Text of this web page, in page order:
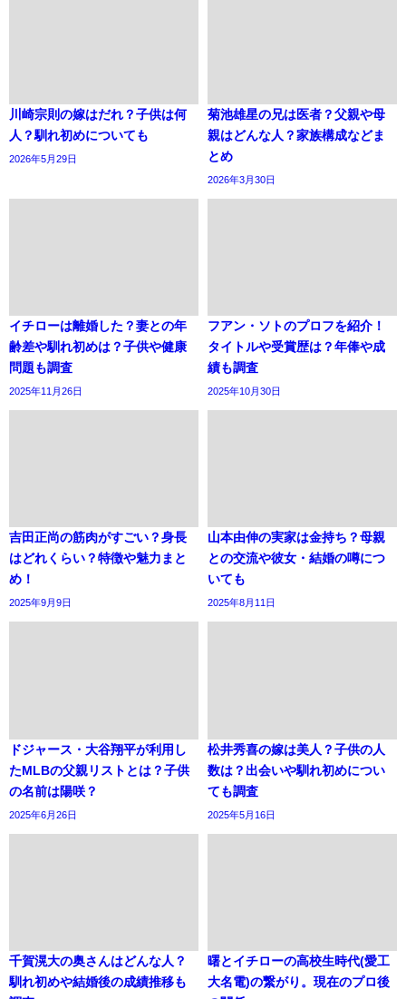
川崎宗則の嫁はだれ？子供は何
人？馴れ初めについても
2026年5月29日
菊池雄星の兄は医者？父親や母
親はどんな人？家族構成などま
とめ
2026年3月30日
イチローは離婚した？妻との年
齢差や馴れ初めは？子供や健康
問題も調査
2025年11月26日
フアン・ソトのプロフを紹介！
タイトルや受賞歴は？年俸や成
績も調査
2025年10月30日
吉田正尚の筋肉がすごい？身長
はどれくらい？特徴や魅力まと
め！
2025年9月9日
山本由伸の実家は金持ち？母親
との交流や彼女・結婚の噂につ
いても
2025年8月11日
ドジャース・大谷翔平が利用し
たMLBの父親リストとは？子供
の名前は陽咲？
2025年6月26日
松井秀喜の嫁は美人？子供の人
数は？出会いや馴れ初めについ
ても調査
2025年5月16日
千賀滉大の奥さんはどんな人？
馴れ初めや結婚後の成績推移も
曙とイチローの高校生時代(愛工
大名電)の繋がり。現在のプロ後